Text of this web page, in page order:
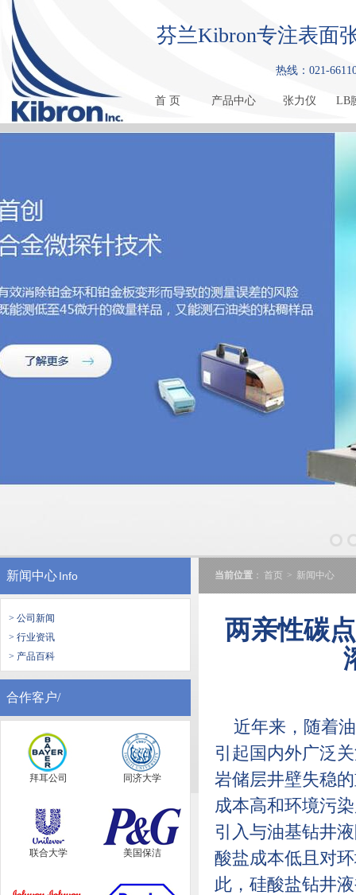
芬兰Kibron专注表面
热线：021-
首 页 产品中心 张力仪 LB
新闻中心Info
> 公司新闻
> 行业资讯
> 产品百科
合作客户/
拜耳公司 同济大学
联合大学 美国保洁
当前位置 ： 首页 > 新闻中心
两亲性碳
近年来，随着
引起国内外广泛
岩储层井壁失稳
成本高和环境污
引入与油基钻井
酸盐成本低且对
此，硅酸盐钻井